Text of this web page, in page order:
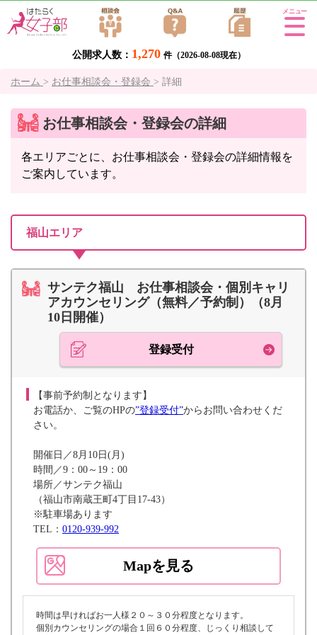
公開求人数： 1,270 件（2026-08-08現在）
Tog
ホーム > お仕事相談会・登録会 > 詳細
お仕事相談会・登録会の詳細
各エリアごとに、お仕事相談会・登録会の詳細情報を
ご案内しています。
福山エリア
サンテク福山 お仕事相談会・個別キャリ
アカウンセリング（無料／予約制）（8月
10日開催）
登録受付
【事前予約制となります】
お電話か、ご覧のHPの”登録受付”からお問い合わせくだ
さい。
開催日／8月10日(月)
時間／9：00～19：00
場所／サンテク福山
（福山市南蔵王町4丁目17-43）
※駐車場あります
TEL： 0120-939-992
Mapを見る
時間は早ければお一人様２０～３０分程度となります。
個別カウンセリングの場合１回６０分程度、じっくり相談して